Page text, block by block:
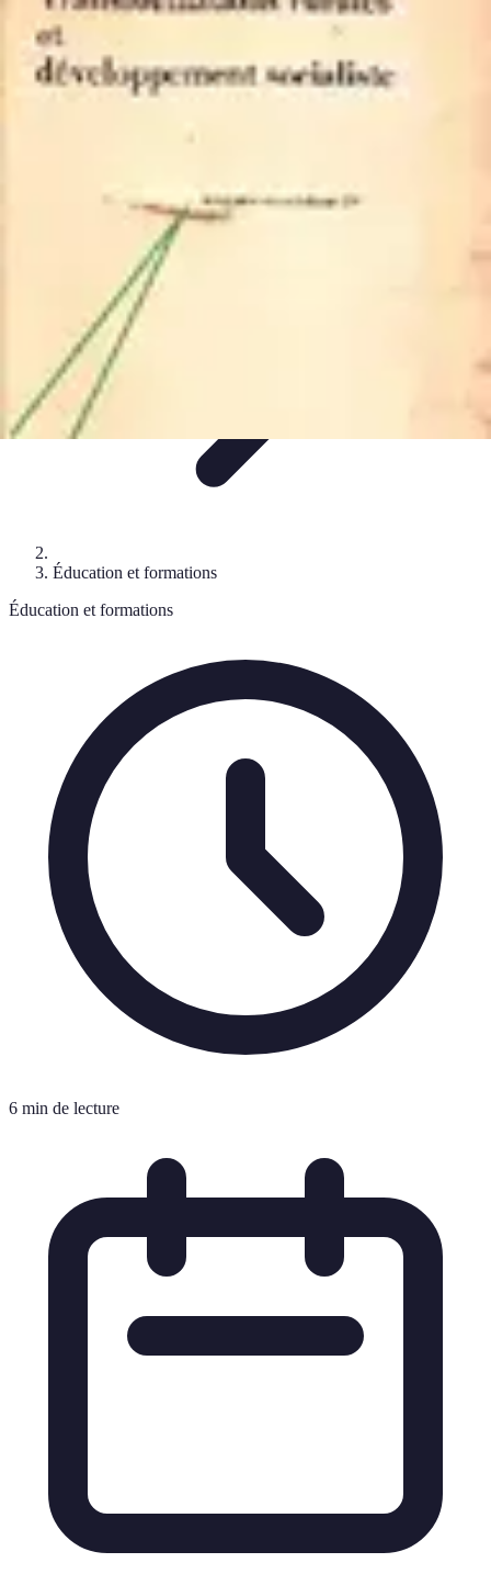
Campus Savoir
E-Learning
Conseils Comparatifs Technologies
Éducation et formations
Éducation et formations
6 min de lecture